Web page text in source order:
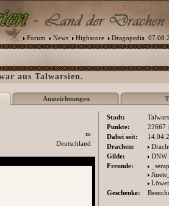
Forum News Highscore Dragopedia
aus Talwarsien.
Auszeichnungen
Stadt:
Punkte:
22667
Dabei seit:
Drachen:
Gilde:
DNW
Freunde:
Geschenke:
m
Deutschland